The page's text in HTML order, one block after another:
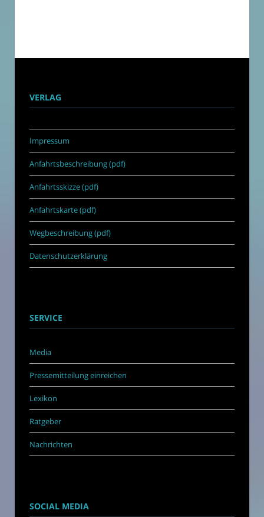
VERLAG
Impressum
Anfahrtsbeschreibung (pdf)
Anfahrtsskizze (pdf)
Anfahrtskarte (pdf)
Wegbeschreibung (pdf)
Datenschutzerklärung
SERVICE
Media
Pressemitteilung einreichen
Lexikon
Ratgeber
Nachrichten
SOCIAL MEDIA